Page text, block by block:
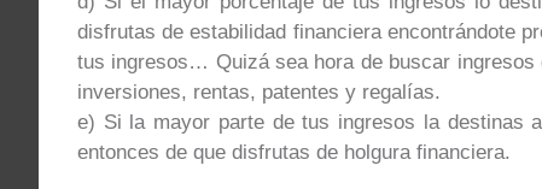
disfrutas de estabilidad financiera encontrándote
tus ingresos… Quizá sea hora de buscar ingresos
inversiones, rentas, patentes y regalías.
e) Si la mayor parte de tus ingresos la destinas
entonces de que disfrutas de holgura financiera.